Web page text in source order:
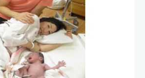
すね～」と話したことが 実感出来
々に･･･あ～楽しみ！